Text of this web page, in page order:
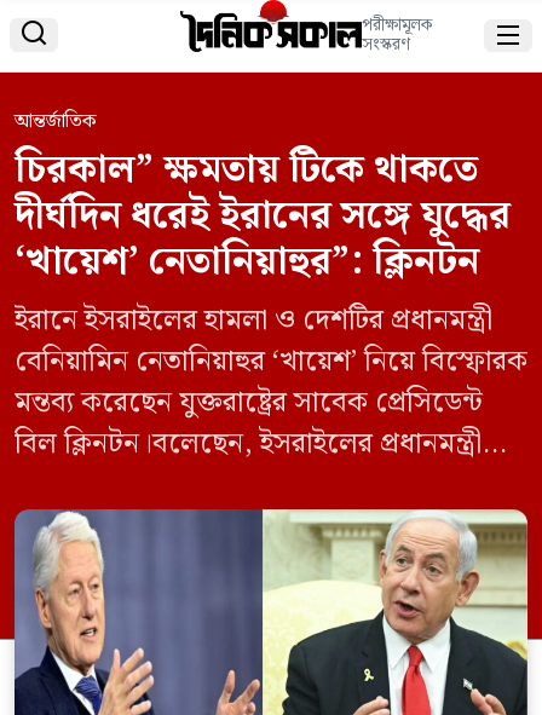
 পরীক্ষামূলক
সংস্করণ 
আন্তর্জাতিক
চিরকাল” ক্ষমতায় টিকে থাকতে
দীর্ঘদিন ধরেই ইরানের সঙ্গে যুদ্ধের
‘খায়েশ’ নেতানিয়াহুর”: ক্লিনটন
ইরানে ইসরাইলের হামলা ও দেশটির প্রধানমন্ত্রী
বেনিয়ামিন নেতানিয়াহুর ‘খায়েশ’ নিয়ে বিস্ফোরক
মন্তব্য করেছেন যুক্তরাষ্ট্রের সাবেক প্রেসিডেন্ট
বিল ক্লিনটন।বলেছেন, ইসরাইলের প্রধানমন্ত্রী
এর মাধ্যমে তিনি “চিরকাল” ক্ষমতায় টিকে
থাকতে চান। তার ভাষায়, ‘নেতানিয়াহু বহু বছর
ধরেই ইরানের সঙ্গে যুদ্ধ করতে চাইছেন, কারণ
তাতে তিনি আজীবনের জন্য ক্ষমতায় থাকতে
পারবেন। তিনি গত […]